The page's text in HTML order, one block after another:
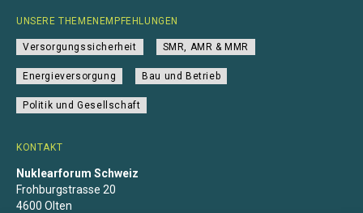
KONTAKT
Nuklearforum Schweiz
Frohburgstrasse 20
4600 Olten
UNSERE THEMENEMPFEHLUNGEN
Versorgungssicherheit SMR, AMR & MMR
Energieversorgung Bau und Betrieb
Politik und Gesellschaft